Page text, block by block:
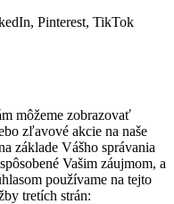
Pinterest, TikTok
môžeme zobrazovať
zľavové akcie na naše
základe Vášho správania
Vašim záujmom, a
používame na tejto
tretích strán: